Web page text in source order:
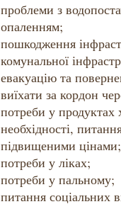
проблеми з
опаленням;
пошкодження
комунальної
евакуацію та
виїхати за кордон
потреби у продуктах
необхідності,
підвищеними цінами;
потреби у ліках;
потреби у пальному;
питання соціальних